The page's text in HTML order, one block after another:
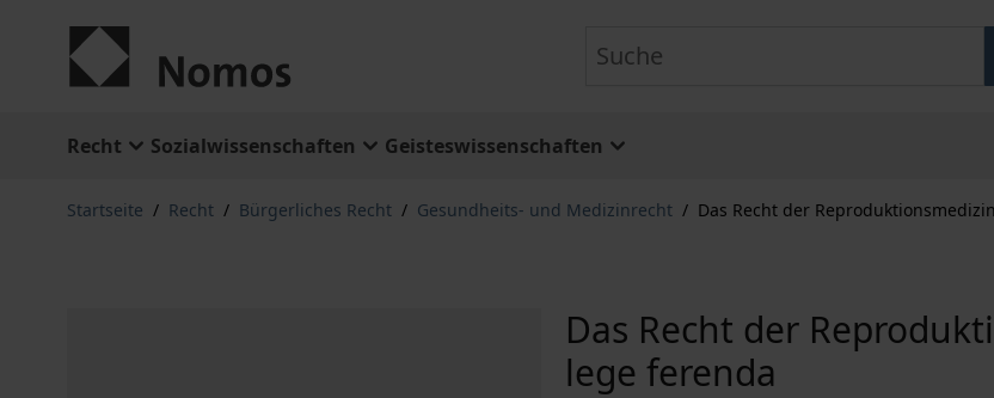
Recht Sozialwissenschaften Geisteswissenschaften
Startseite / Recht / Bürgerliches Recht / Gesundheits- und Medizinrecht / Das Recht der
Das Recht der
lege ferenda